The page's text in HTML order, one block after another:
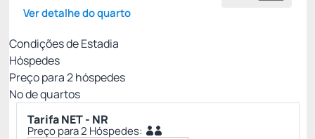
Ver detalhe do quarto
Condições de Estadia
Hóspedes
Preço para2hóspedes
Nº de quartos
Tarifa NET - NR
Preço para 2 Hóspedes: